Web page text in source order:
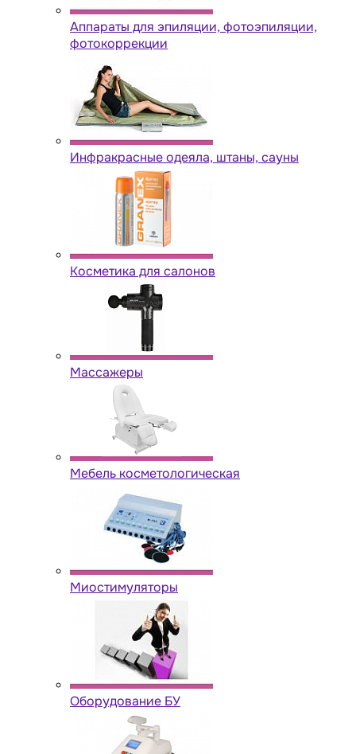
Аппараты для эпиляции, фотоэпиляции,
фотокоррекции
Инфракрасные одеяла, штаны, сауны
Косметика для салонов
Массажеры
Мебель косметологическая
Миостимуляторы
Оборудование БУ